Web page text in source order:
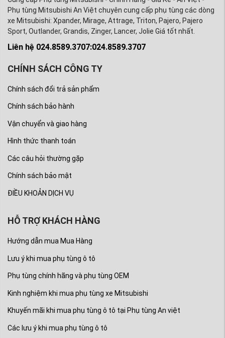
- Tính năng cần thiết – Có thể chọn loại có cổng
sạc USB, khay để cốc nếu cần.
- Nguồn gốc rõ ràng – Nên chọn hàng chính hãng
(Hình ảnh chi tiết về Hộp - Bệ tỳ tay xe Mitsubishi
Xpander và Xpander Cross, nguồn Phụ tùng
Mitsubishi An Việt)
6. Cách lắp bệ tỳ tay Mitsubishi
Xpander
Quá trình lắp thường đơn giản, không khoan cắt
Phụ tùng Mitsubishi An Việt chuyên cung cấp phụ tùng các dòng
xe Mitsubishi: Xpander, Mirage, Attrage, Triton, Pajero, Pajero
Sport, Outlander, Grandis, Zinger, Lancer, Jolie Giá tốt nhất.
Liên hệ 024.8589.3707:024.8589.3707
CHÍNH SÁCH CÔNG TY
Chính sách đổi trả sản phẩm
Chính sách bảo hành
Vận chuyển và giao hàng
Hình thức thanh toán
Các câu hỏi thường gặp
Chính sách bảo mật
ĐIỀU KHOẢN DỊCH VỤ
HỖ TRỢ KHÁCH HÀNG
Hướng dẫn mua Mua Hàng
Lưu ý khi mua phụ tùng ô tô
Phụ tùng chính hãng và phụ tùng OEM
Kinh nghiệm khi mua phụ tùng xe Mitsubishi
Khuyến mãi khi mua phụ tùng ô tô tại Phụ tùng An việt
Các lưu ý khi mua phụ tùng ô tô